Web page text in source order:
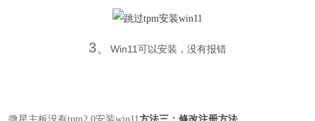
3、 Win11可以安装，没有报错